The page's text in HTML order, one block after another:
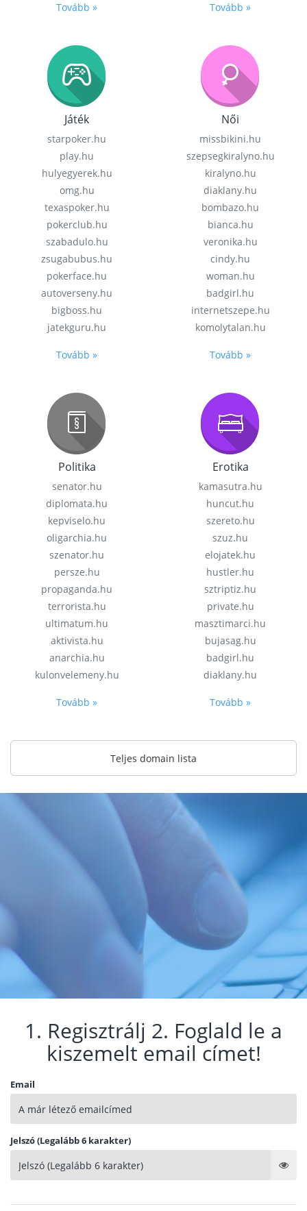
Tovább » Tovább »
Játék
starpoker.hu
play.hu
hulyegyerek.hu
omg.hu
texaspoker.hu
pokerclub.hu
szabadulo.hu
zsugabubus.hu
pokerface.hu
autoverseny.hu
bigboss.hu
jatekguru.hu
Tovább »
Női
missbikini.hu
szepsegkiralyno.hu
kiralyno.hu
diaklany.hu
bombazo.hu
bianca.hu
veronika.hu
cindy.hu
woman.hu
badgirl.hu
internetszepe.hu
komolytalan.hu
Tovább »
Politika
senator.hu
diplomata.hu
kepviselo.hu
oligarchia.hu
szenator.hu
persze.hu
propaganda.hu
terrorista.hu
ultimatum.hu
aktivista.hu
anarchia.hu
kulonvelemeny.hu
Tovább »
Erotika
kamasutra.hu
huncut.hu
szereto.hu
szuz.hu
elojatek.hu
hustler.hu
sztriptiz.hu
private.hu
masztimarci.hu
bujasag.hu
badgirl.hu
diaklany.hu
Tovább »
Teljes domain lista
1. Regisztrálj 2. Foglald le a
kiszemelt email címet!
Email
Jelszó (Legalább 6 karakter)